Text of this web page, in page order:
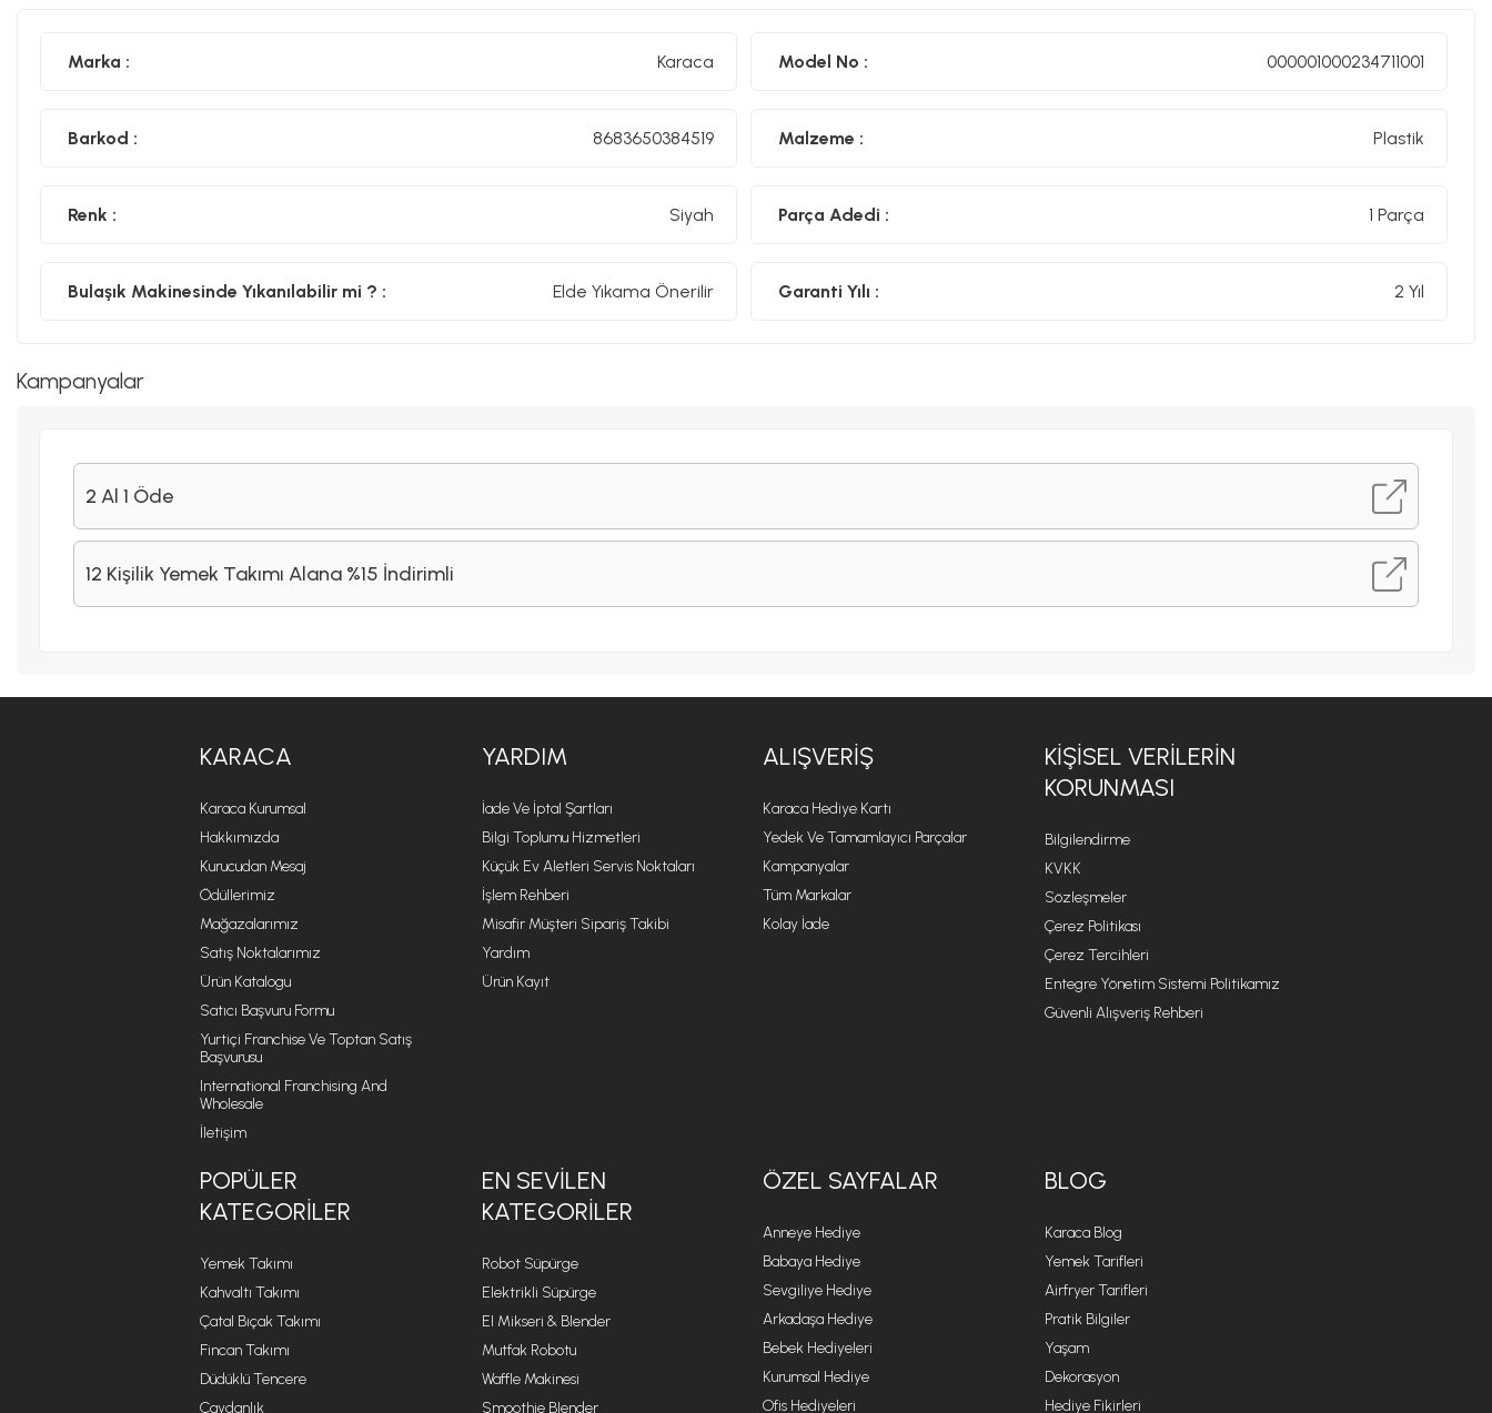
Marka : Karaca Model No : 000001000234711001
Barkod : 8683650384519 Malzeme : Plastik
Renk : Siyah Parça Adedi : 1 Parça
Bulaşık Makinesinde Yıkanılabilir mi ? : Elde Yıkama Önerilir Garanti Yılı : 2 Yıl
Kampanyalar
2 Al 1 Öde
12 Kişilik Yemek Takımı Alana %15 İndirimli
KARACA
Karaca Kurumsal
Hakkımızda
Kurucudan Mesaj
Ödüllerimiz
Mağazalarımız
Satış Noktalarımız
Ürün Katalogu
Satıcı Başvuru Formu
Yurtiçi Franchise Ve Toptan Satış
Başvurusu
International Franchising And
Wholesale
İletişim
YARDIM
İade Ve İptal Şartları
Bilgi Toplumu Hizmetleri
Küçük Ev Aletleri Servis Noktaları
İşlem Rehberi
Misafir Müşteri Sipariş Takibi
Yardım
Ürün Kayıt
ALIŞVERIŞ
Karaca Hediye Kartı
Yedek Ve Tamamlayıcı Parçalar
Kampanyalar
Tüm Markalar
Kolay İade
KIŞISEL VERILERIN
KORUNMASI
Bilgilendirme
KVKK
Sözleşmeler
Çerez Politikası
Çerez Tercihleri
Entegre Yönetim Sistemi Politikamız
Güvenli Alışveriş Rehberi
POPÜLER
KATEGORILER
Yemek Takımı
Kahvaltı Takımı
Çatal Bıçak Takımı
Fincan Takımı
Düdüklü Tencere
Çaydanlık
EN SEVILEN
KATEGORILER
Robot Süpürge
Elektrikli Süpürge
El Mikseri & Blender
Mutfak Robotu
Waffle Makinesi
Smoothie Blender
ÖZEL SAYFALAR
Anneye Hediye
Babaya Hediye
Sevgiliye Hediye
Arkadaşa Hediye
Bebek Hediyeleri
Kurumsal Hediye
Ofis Hediyeleri
BLOG
Karaca Blog
Yemek Tarifleri
Airfryer Tarifleri
Pratik Bilgiler
Yaşam
Dekorasyon
Hediye Fikirleri